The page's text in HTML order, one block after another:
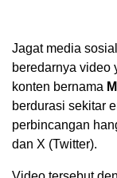
Jagat media
beredarnya video
konten bernama
berdurasi sekitar
perbincangan
dan X (Twitter).